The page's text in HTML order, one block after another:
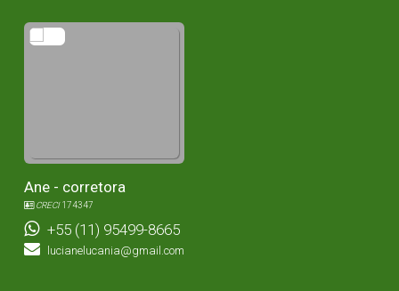
Ane - corretora
CRECI174347
+55 (11) 95499-8665
lucianelucania@gmail.com